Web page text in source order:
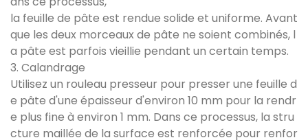
la feuille de pâte est rendue solide et uniforme. Avant
que les deux morceaux de pâte ne soient combinés, l
a pâte est parfois vieillie pendant un certain temps.
3. Calandrage
Utilisez un rouleau presseur pour presser une feuille d
e pâte d'une épaisseur d'environ 10 mm pour la rendr
e plus fine à environ 1 mm. Dans ce processus, la stru
cture maillée de la surface est renforcée pour renfor